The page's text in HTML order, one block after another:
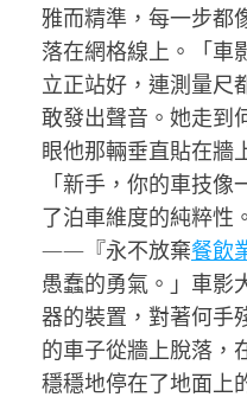
雅而精準，每一步都
落在網格線上。「車
立正站好，連測量尺
敢發出聲音。她走到
眼他那輛垂直貼在牆
「新手，你的車技
了泊車維度的純粹性
——『永不放棄餐飲
愚蠢的勇氣。」車影
器的裝置，對著何手
的車子從牆上脫落，
穩穩地停在了地面上